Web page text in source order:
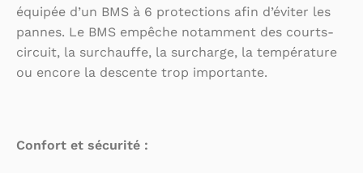
équipée d’un BMS à 6 protections afin d’éviter les
pannes. Le BMS empêche notamment des courts-
circuit, la surchauffe, la surcharge, la température
ou encore la descente trop importante.
Confort et sécurité :